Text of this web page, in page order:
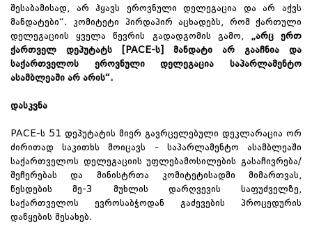
შესაბამისად, არ ჰყავს ეროვნული დელეგაცია და არ აქვს
მანდატები“. კომიტეტი პირდაპირ აცხადებს, რომ ქართული
დელეგაციის ყველა წევრის გადადგომის გამო, „არც ერთ
ქართველ დეპუტატს [PACE-ს] მანდატი არ გააჩნია და
საქართველოს ეროვნული დელეგაცია საპარლამენტო
ასამბლეაში არ არის“.
დასკვნა
PACE-ს 51 დეპუტატის მიერ გავრცელებული დეკლარაცია ორ
ძირითად საკითხს მოიცავს - საპარლამენტო ასამბლეაში
საქართველოს დელეგაციის უფლებამოსილების გასაჩივრება/
შეჩერებას და მინისტრთა კომიტეტისადმი მიმართვას,
წესდების მე-3 მუხლის დარღვევის საფუძველზე,
საქართველოს ევროსაბჭოდან გაძევების პროცედურის
დაწყების შესახებ.